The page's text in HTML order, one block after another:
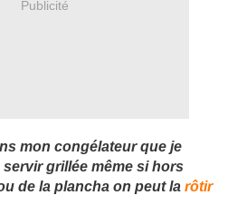
Publicité
mon congélateur que je
grillée même si hors
de la plancha on peut la rôtir